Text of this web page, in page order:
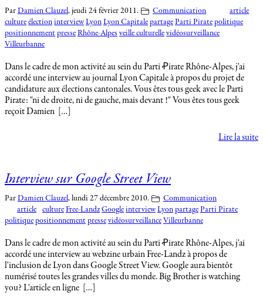
Par Damien Clauzel, jeudi 24 février 2011. Communication
article
culture élection interview Lyon Lyon Capitale partage Parti Pirate politique
positionnement presse Rhône-Alpes veille culturelle vidéosurveillance
Villeurbanne
Dans le cadre de mon activité au sein du Parti Ꝓirate Rhône-Alpes, j'ai
accordé une interview au journal Lyon Capitale à propos du projet de
candidature aux élections cantonales. Vous êtes tous geek avec le Parti
Pirate: "ni de droite, ni de gauche, mais devant !" Vous êtes tous geek
reçoit Damien […]
Lire la suite
Interview sur Google Street View
Par Damien Clauzel, lundi 27 décembre 2010.
Communication
article
culture Free-Landz Google interview Lyon partage Parti Pirate
politique positionnement presse vidéosurveillance Villeurbanne
Dans le cadre de mon activité au sein du Parti Ꝓirate Rhône-Alpes, j'ai
accordé une interview au webzine urbain Free-Landz à propos de
l'inclusion de Lyon dans Google Street View. Google aura bientôt
numérisé toutes les grandes villes du monde. Big Brother is watching
you? L'article en ligne […]